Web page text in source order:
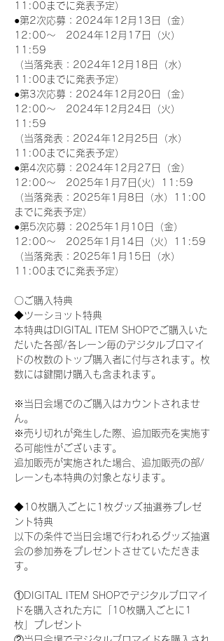
11:00までに発表予定）
●第2次応募：2024年12月13日（金）
12:00～　2024年12月17日（火）
11:59
（当落発表：2024年12月18日（水）
11:00までに発表予定）
●第3次応募：2024年12月20日（金）
12:00～　2024年12月24日（火）
11:59
（当落発表：2024年12月25日（水）
11:00までに発表予定）
●第4次応募：2024年12月27日（金）
12:00～　2025年1月7日(火）11:59
（当落発表：2025年1月8日（水）11:00
までに発表予定）
●第5次応募：2025年1月10日（金）
12:00～　2025年1月14日（火）11:59
（当落発表：2025年1月15日（水）
11:00までに発表予定）
〇ご購入特典
◆ツーショット特典
本特典はDIGITAL ITEM SHOPでご購入いた
だいた各部/各レーン毎のデジタルブロマイ
ドの枚数のトップ購入者に付与されます。枚
数には鍵開け購入も含まれます。
※当日会場でのご購入はカウントされませ
ん。
※売り切れが発生した際、追加販売を実施す
る可能性がございます。
追加販売が実施された場合、追加販売の部/
レーンも本特典の対象となります。
◆10枚購入ごとに1枚グッズ抽選券プレゼ
ント特典
以下の条件で当日会場で行われるグッズ抽選
会の参加券をプレゼントさせていただきま
す。
①DIGITAL ITEM SHOPでデジタルブロマイ
ドを購入された方に「10枚購入ごとに1
枚」プレゼント